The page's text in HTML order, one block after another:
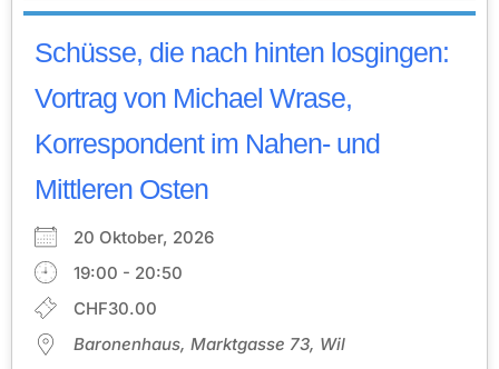
Schüsse, die nach hinten losgingen:
Vortrag von Michael Wrase,
Korrespondent im Nahen- und
Mittleren Osten
20 Oktober, 2026
19:00 - 20:50
CHF30.00
Baronenhaus, Marktgasse 73, Wil